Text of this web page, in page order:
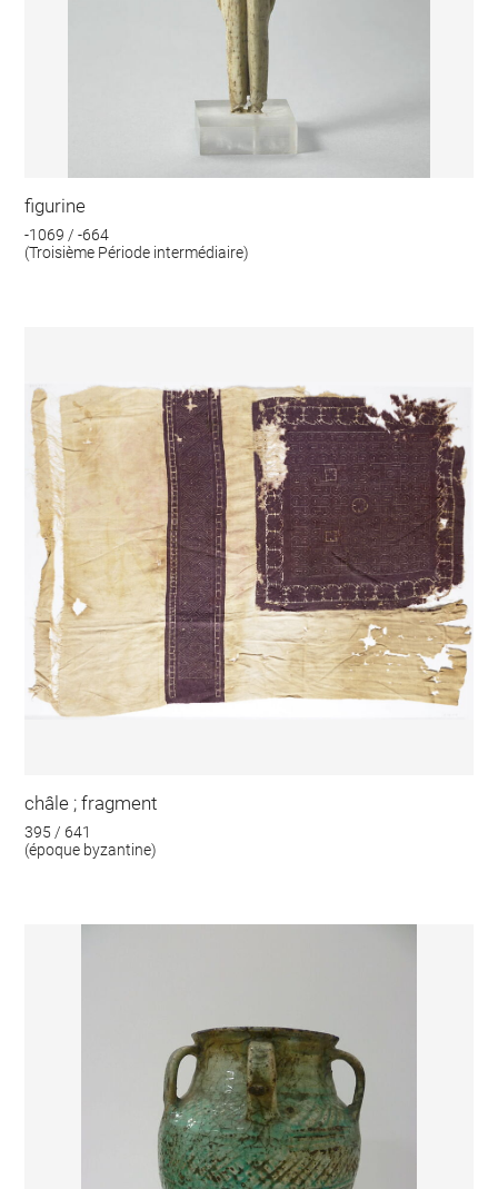
figurine
-1069 / -664
(Troisième Période intermédiaire)
châle ; fragment
395 / 641
(époque byzantine)